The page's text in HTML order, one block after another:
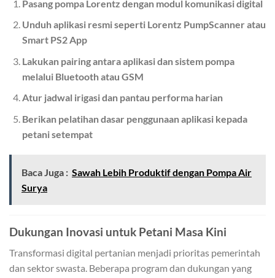
Pasang pompa Lorentz dengan modul komunikasi digital
Unduh aplikasi resmi seperti Lorentz PumpScanner atau
Smart PS2 App
Lakukan pairing antara aplikasi dan sistem pompa
melalui Bluetooth atau GSM
Atur jadwal irigasi dan pantau performa harian
Berikan pelatihan dasar penggunaan aplikasi kepada
petani setempat
Baca Juga : Sawah Lebih Produktif dengan Pompa Air
Surya
Dukungan Inovasi untuk Petani Masa Kini
Transformasi digital pertanian menjadi prioritas pemerintah
dan sektor swasta. Beberapa program dan dukungan yang